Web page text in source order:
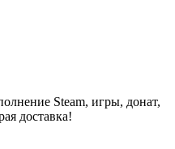
Steam, игры, донат,
доставка!